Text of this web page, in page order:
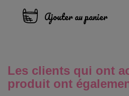
Ajouter au panier
Les clients qui ont
produit ont